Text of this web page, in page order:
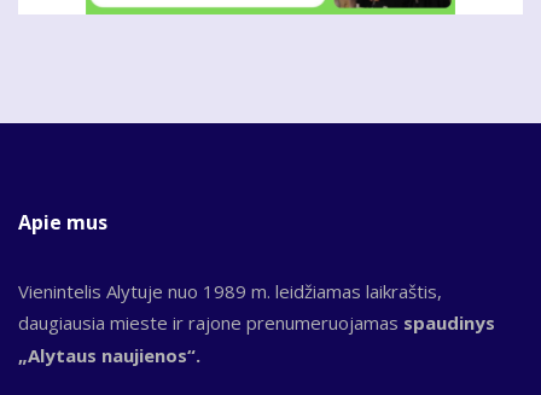
Apie mus
Vienintelis Alytuje nuo 1989 m. leidžiamas laikraštis,
daugiausia mieste ir rajone prenumeruojamas spaudinys
„Alytaus naujienos“.